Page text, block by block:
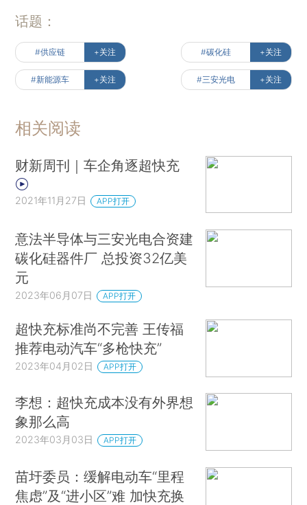
话题：
#供应链 +关注 #碳化硅 +关注
#新能源车 +关注 #三安光电 +关注
相关阅读
财新周刊｜车企角逐超快充
2021年11月27日 APP打开
意法半导体与三安光电合资建
碳化硅器件厂 总投资32亿美
元
2023年06月07日 APP打开
超快充标准尚不完善 王传福
推荐电动汽车“多枪快充”
2023年04月02日 APP打开
李想：超快充成本没有外界想
象那么高
2023年03月03日 APP打开
苗圩委员：缓解电动车“里程
焦虑”及“进小区”难 加快充换